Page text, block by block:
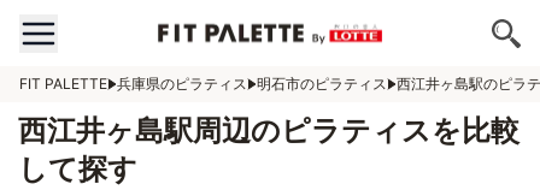
FIT PALETTE 兵庫県のピラティス 明石市のピラティス 西江井ヶ島駅のピラ
西江井ヶ島駅周辺のピラティスを比較
して探す